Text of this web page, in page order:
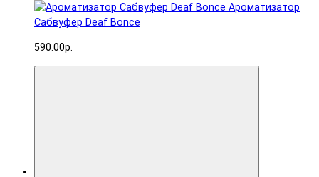
Ароматизатор
Сабвуфер Deaf Bonce
590.00р.